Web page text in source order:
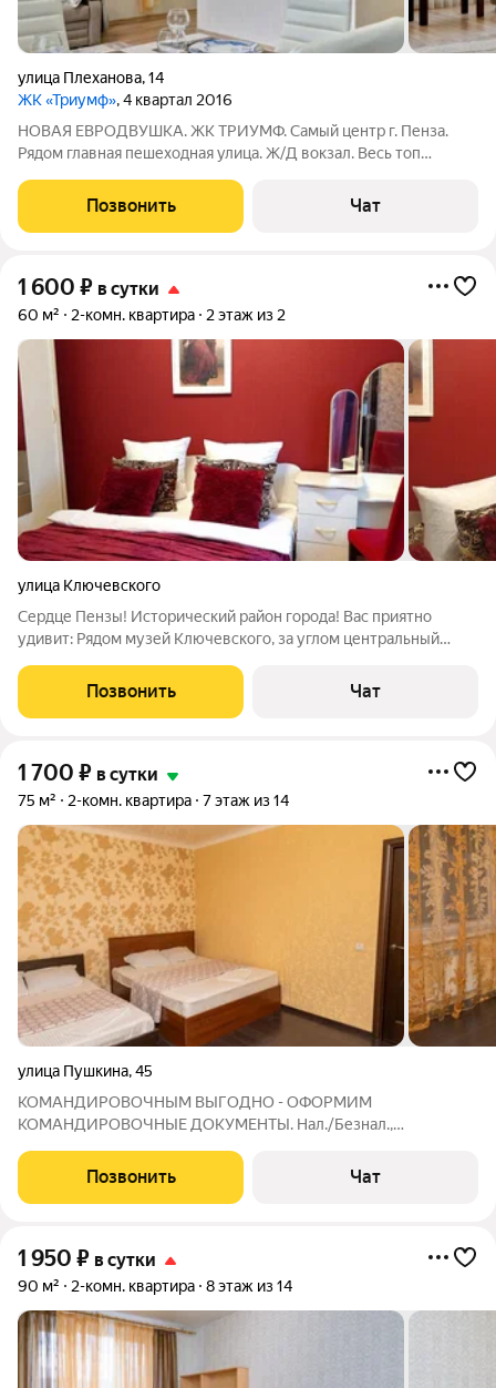
улица Плеханова,14
ЖК «Триумф», 4 квартал 2016
НОВАЯ ЕВРОДВУШКА. ЖК ТРИУМФ. Самый центр г. Пенза.
Рядом главная пешеходная улица. Ж/Д вокзал. Весь топ
продуктовый супермаркет. ОТЧЁТНЫЕ ДОКУМЕНТЫ В
СООТВЕТСТВИИ С ФЕДЕРАЛЬНЫМ ЗАКОНОМ - 54,
Позвонить Чат
1 600 ₽ в сутки
60 м² 2-комн. квартира 2 этаж из 2
улица Ключевского
Сердце Пензы! Исторический район города! Вас приятно
удивит: Рядом музей Ключевского, за углом центральный
кинотеатр и цирк. В квартире все необходимое для
проживания: Двухспальная кровать,
Позвонить Чат
1 700 ₽ в сутки
75 м² 2-комн. квартира 7 этаж из 14
улица Пушкина,45
КОМАНДИРОВОЧНЫМ ВЫГОДНО - ОФОРМИМ
КОМАНДИРОВОЧНЫЕ ДОКУМЕНТЫ. Нал./Безнал.,
Квартира (75м2). Шесть квартир находятся в одном доме -
удобно для размещения групп гостей. Возможна оплата
Позвонить Чат
1 950 ₽ в сутки
90 м² 2-комн. квартира 8 этаж из 14